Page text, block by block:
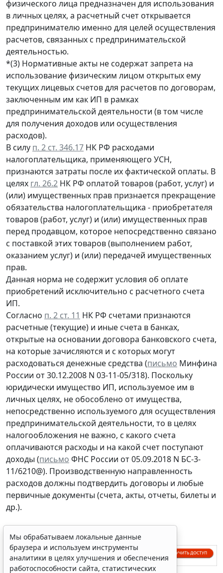
физического лица предназначен для использования
в личных целях, а расчетный счет открывается
предпринимателю именно для целей осуществления
расчетов, связанных с предпринимательской
деятельностью.
*(3) Нормативные акты не содержат запрета на
использование физическим лицом открытых ему
текущих лицевых счетов для расчетов по договорам,
заключенным им как ИП в рамках
предпринимательской деятельности (в том числе
для получения доходов или осуществления
расходов).
В силу п. 2 ст. 346.17 НК РФ расходами
налогоплательщика, применяющего УСН,
признаются затраты после их фактической оплаты. В
целях гл. 26.2 НК РФ оплатой товаров (работ, услуг) и
(или) имущественных прав признается прекращение
обязательства налогоплательщика - приобретателя
товаров (работ, услуг) и (или) имущественных прав
перед продавцом, которое непосредственно связано
с поставкой этих товаров (выполнением работ,
оказанием услуг) и (или) передачей имущественных
прав.
Данная норма не содержит условия об оплате
приобретений исключительно с расчетного счета
ИП.
Согласно п. 2 ст. 11 НК РФ счетами признаются
расчетные (текущие) и иные счета в банках,
открытые на основании договора банковского счета,
на которые зачисляются и с которых могут
расходоваться денежные средства (письмо Минфина
России от 30.12.2008 N 03-11-05/318). Поскольку
юридически имущество ИП, используемое им в
личных целях, не обособлено от имущества,
непосредственно используемого для осуществления
предпринимательской деятельности, то в целях
налогообложения не важно, с какого счета
оплачиваются расходы и на какой счет поступают
доходы (письмо ФНС России от 05.09.2018 N БС-3-
11/6210@). Производственную направленность
расходов должны подтвердить договоры и любые
первичные документы (счета, акты, отчеты, билеты и
др.).
Мы обрабатываем локальные данные
браузера и используем инструменты
аналитики в целях улучшения и обеспечения
работоспособности сайта, статистических